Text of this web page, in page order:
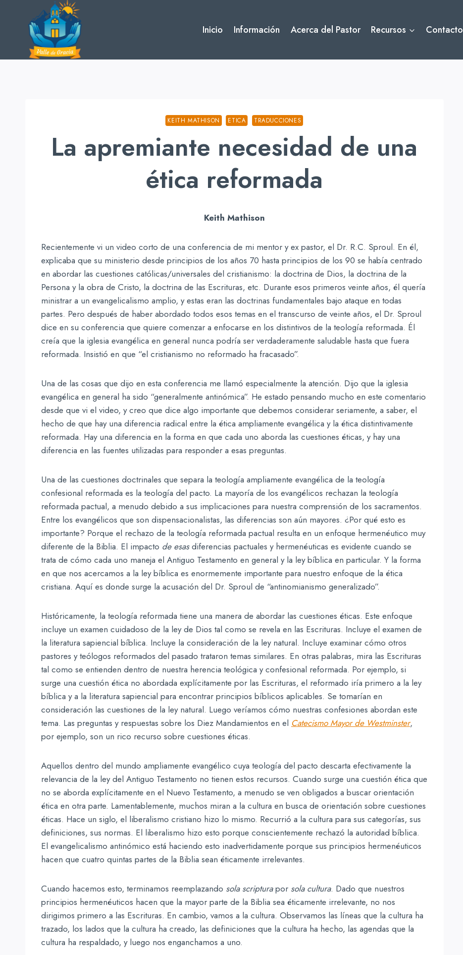
Inicio Información Acerca del Pastor Recursos Contacto
KEITH MATHISON ETICA TRADUCCIONES
La apremiante necesidad de una
ética reformada
Keith Mathison
Recientemente vi un video corto de una conferencia de mi mentor y ex pastor, el Dr. R.C. Sproul. En él,
explicaba que su ministerio desde principios de los años 70 hasta principios de los 90 se había centrado
en abordar las cuestiones católicas/universales del cristianismo: la doctrina de Dios, la doctrina de la
Persona y la obra de Cristo, la doctrina de las Escrituras, etc. Durante esos primeros veinte años, él quería
ministrar a un evangelicalismo amplio, y estas eran las doctrinas fundamentales bajo ataque en todas
partes. Pero después de haber abordado todos esos temas en el transcurso de veinte años, el Dr. Sproul
dice en su conferencia que quiere comenzar a enfocarse en los distintivos de la teología reformada. Él
creía que la iglesia evangélica en general nunca podría ser verdaderamente saludable hasta que fuera
reformada. Insistió en que “el cristianismo no reformado ha fracasado”.
Una de las cosas que dijo en esta conferencia me llamó especialmente la atención. Dijo que la iglesia
evangélica en general ha sido “generalmente antinómica”. He estado pensando mucho en este comentario
desde que vi el video, y creo que dice algo importante que debemos considerar seriamente, a saber, el
hecho de que hay una diferencia radical entre la ética ampliamente evangélica y la ética distintivamente
reformada. Hay una diferencia en la forma en que cada uno aborda las cuestiones éticas, y hay una
diferencia en las fuentes utilizadas para responder a esas preguntas.
Una de las cuestiones doctrinales que separa la teología ampliamente evangélica de la teología
confesional reformada es la teología del pacto. La mayoría de los evangélicos rechazan la teología
reformada pactual, a menudo debido a sus implicaciones para nuestra comprensión de los sacramentos.
Entre los evangélicos que son dispensacionalistas, las diferencias son aún mayores. ¿Por qué esto es
importante? Porque el rechazo de la teología reformada pactual resulta en un enfoque hermenéutico muy
diferente de la Biblia. El impacto de esasdiferencias pactuales y hermenéuticas es evidente cuando se
trata de cómo cada uno maneja el Antiguo Testamento en general y la ley bíblica en particular. Y la forma
en que nos acercamos a la ley bíblica es enormemente importante para nuestro enfoque de la ética
cristiana. Aquí es donde surge la acusación del Dr. Sproul de “antinomianismo generalizado”.
Históricamente, la teología reformada tiene una manera de abordar las cuestiones éticas. Este enfoque
incluye un examen cuidadoso de la ley de Dios tal como se revela en las Escrituras. Incluye el examen de
la literatura sapiencial bíblica. Incluye la consideración de la ley natural. Incluye examinar cómo otros
pastores y teólogos reformados del pasado trataron temas similares. En otras palabras, mira las Escrituras
tal como se entienden dentro de nuestra herencia teológica y confesional reformada. Por ejemplo, si
surge una cuestión ética no abordada explícitamente por las Escrituras, el reformado iría primero a la ley
bíblica y a la literatura sapiencial para encontrar principios bíblicos aplicables. Se tomarían en
consideración las cuestiones de la ley natural. Luego veríamos cómo nuestras confesiones abordan este
tema. Las preguntas y respuestas sobre los Diez Mandamientos en el Catecismo Mayor de Westminster,
por ejemplo, son un rico recurso sobre cuestiones éticas.
Aquellos dentro del mundo ampliamente evangélico cuya teología del pacto descarta efectivamente la
relevancia de la ley del Antiguo Testamento no tienen estos recursos. Cuando surge una cuestión ética que
no se aborda explícitamente en el Nuevo Testamento, a menudo se ven obligados a buscar orientación
ética en otra parte. Lamentablemente, muchos miran a la cultura en busca de orientación sobre cuestiones
éticas. Hace un siglo, el liberalismo cristiano hizo lo mismo. Recurrió a la cultura para sus categorías, sus
definiciones, sus normas. El liberalismo hizo esto porque conscientemente rechazó la autoridad bíblica.
El evangelicalismo antinómico está haciendo esto inadvertidamente porque sus principios hermenéuticos
hacen que cuatro quintas partes de la Biblia sean éticamente irrelevantes.
Cuando hacemos esto, terminamos reemplazando sola scripturapor sola cultura. Dado que nuestros
principios hermenéuticos hacen que la mayor parte de la Biblia sea éticamente irrelevante, no nos
dirigimos primero a las Escrituras. En cambio, vamos a la cultura. Observamos las líneas que la cultura ha
trazado, los lados que la cultura ha creado, las definiciones que la cultura ha hecho, las agendas que la
cultura ha respaldado, y luego nos enganchamos a uno.